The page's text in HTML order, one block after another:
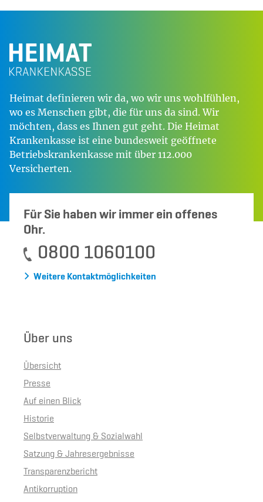
Heimat definieren wir da, wo wir uns wohlfühlen,
wo es Menschen gibt, die für uns da sind. Wir
möchten, dass es Ihnen gut geht. Die Heimat
Krankenkasse ist eine bundesweit geöffnete
Betriebskrankenkasse mit über 112.000
Versicherten.
Für Sie haben wir immer ein offenes
Ohr.
0800 1060100
Weitere Kontaktmöglichkeiten
Über uns
Übersicht
Presse
Auf einen Blick
Historie
Selbstverwaltung & Sozialwahl
Satzung & Jahresergebnisse
Transparenzbericht
Antikorruption